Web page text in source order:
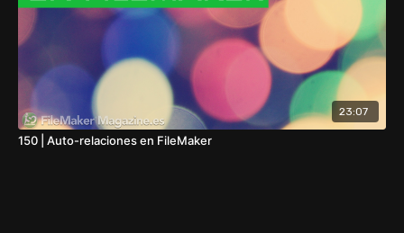
23:07
150 | Auto-relaciones en FileMaker